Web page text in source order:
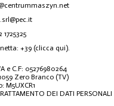
+39 (clicca qui).
e C.F: 05276980264
Zero Branco (TV)
M5UXCR1
DEI DATI PERSONALI